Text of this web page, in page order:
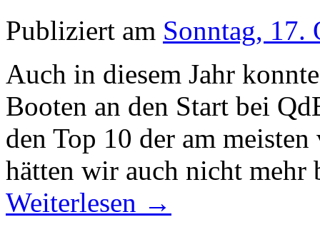
Publiziert am Sonntag, 17.
Auch in diesem Jahr
Booten an den Start bei
den Top 10 der am
hätten wir auch nicht
Weiterlesen →